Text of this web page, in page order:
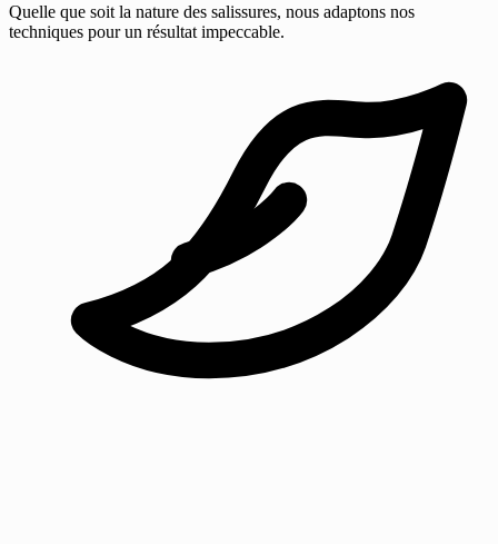
Quelle que soit la nature des salissures, nous adaptons nos
techniques pour un résultat impeccable.